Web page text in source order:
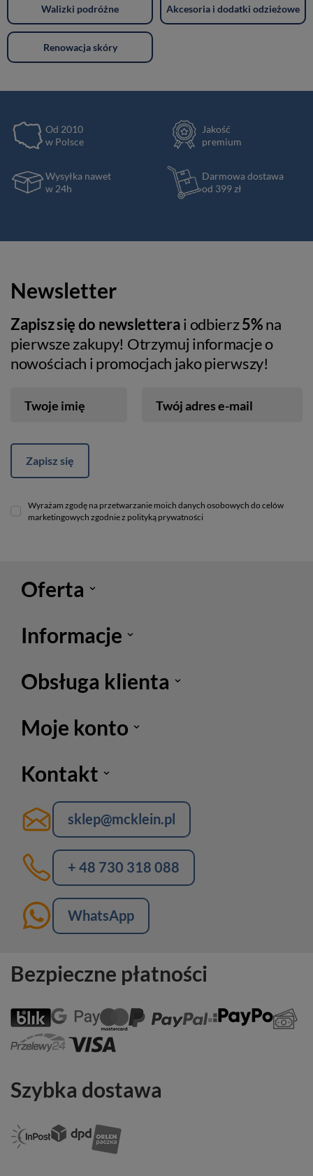
Walizki podróżne Akcesoria i dodatki odzieżowe
Renowacja skóry
Od 2010
w Polsce
Jakość
premium
Wysyłka nawet
w 24h
Darmowa dostawa
od 399 zł
Newsletter
Zapisz się do newsletterai odbierz5%na
pierwsze zakupy! Otrzymuj informacje o
nowościach i promocjach jako pierwszy!
Twoje imię Twój adres e-mail
Zapisz się
Wyrażam zgodę na przetwarzanie moich danych osobowych do celów
marketingowych zgodnie z polityką prywatności
Oferta
Informacje
Obsługa klienta
Moje konto
Kontakt
sklep@mcklein.pl
+ 48 730 318 088
WhatsApp
Bezpieczne płatności
Szybka dostawa